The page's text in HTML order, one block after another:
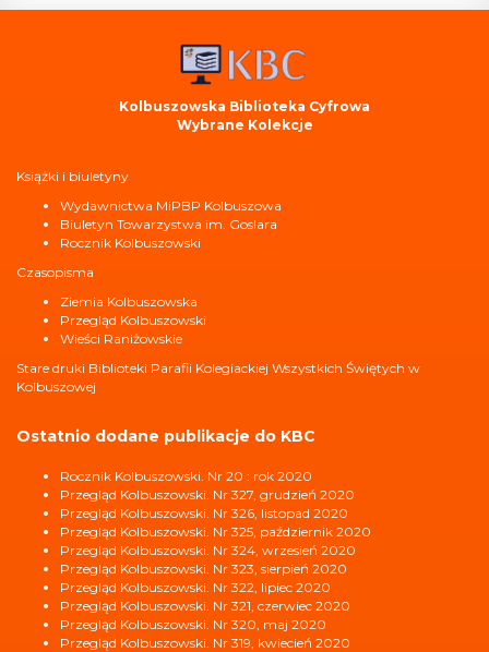
Kolbuszowska Biblioteka Cyfrowa
Wybrane Kolekcje
Książki i biuletyny
Wydawnictwa MiPBP Kolbuszowa
Biuletyn Towarzystwa im. Goslara
Rocznik Kolbuszowski
Czasopisma
Ziemia Kolbuszowska
Przegląd Kolbuszowski
Wieści Raniżowskie
Stare druki Biblioteki Parafii Kolegiackiej Wszystkich Świętych w
Kolbuszowej
Ostatnio dodane publikacje do KBC
Rocznik Kolbuszowski. Nr 20 : rok 2020
Przegląd Kolbuszowski. Nr 327, grudzień 2020
Przegląd Kolbuszowski. Nr 326, listopad 2020
Przegląd Kolbuszowski. Nr 325, październik 2020
Przegląd Kolbuszowski. Nr 324, wrzesień 2020
Przegląd Kolbuszowski. Nr 323, sierpień 2020
Przegląd Kolbuszowski. Nr 322, lipiec 2020
Przegląd Kolbuszowski. Nr 321, czerwiec 2020
Przegląd Kolbuszowski. Nr 320, maj 2020
Przegląd Kolbuszowski. Nr 319, kwiecień 2020